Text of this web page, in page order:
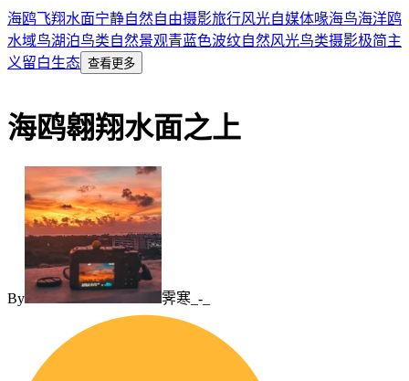
海鸥飞翔水面宁静自然自由摄影旅行风光自媒体喙海鸟海洋鸥
水域鸟湖泊鸟类自然景观青蓝色波纹自然风光鸟类摄影极简主
义留白生态 查看更多
海鸥翱翔水面之上
By 霁寒_-_